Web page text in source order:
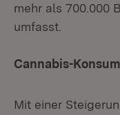
mehr als 700.000
umfasst.
Cannabis-
Mit einer